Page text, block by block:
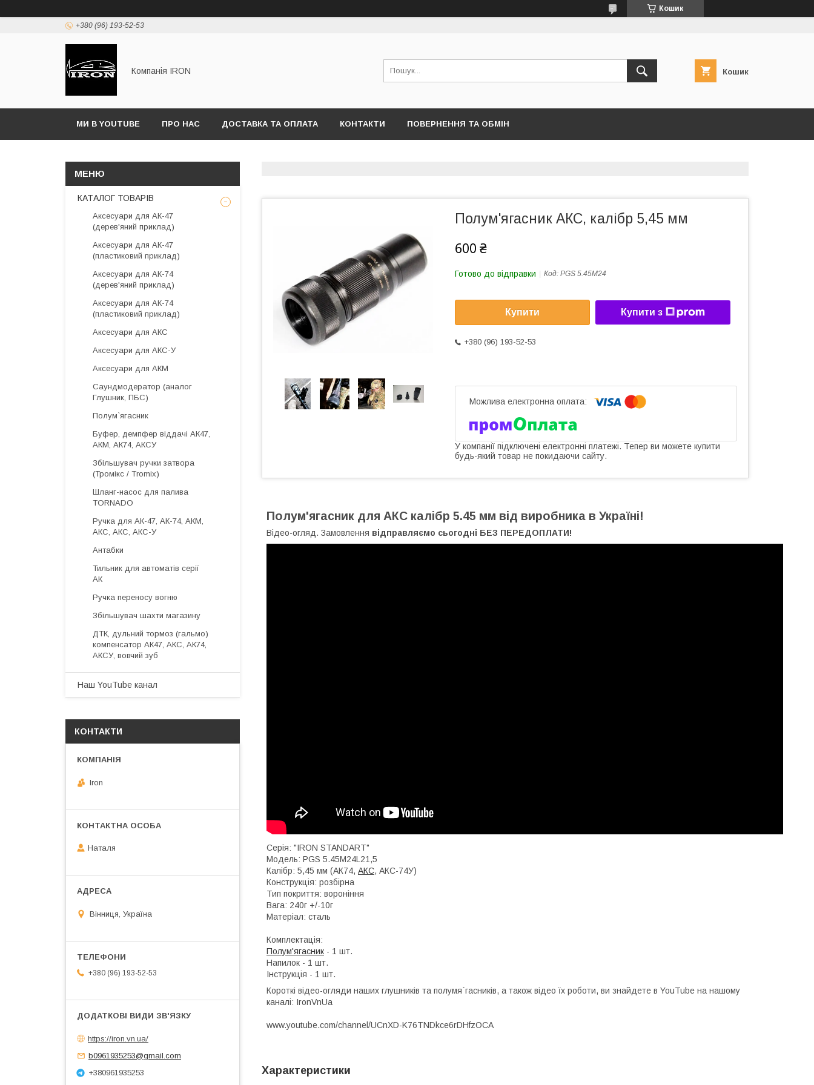
Кошик
+380 (96) 193-52-53
Компанія IRON Кошик
МИ В YOUTUBE ПРО НАС ДОСТАВКА ТА ОПЛАТА КОНТАКТИ ПОВЕРНЕННЯ ТА ОБМІН
Полум'ягасник АКС, калібр 5,45 мм
600 ₴
Готово до відправки Код: PGS 5.45M24
Купити Купити з
+380 (96) 193-52-53
У компанії підключені електронні платежі. Тепер ви можете купити
будь-який товар не покидаючи сайту.
Полум'ягасник для АКС калібр 5.45 мм від виробника в Україні!
Відео-огляд. Замовлення відправляємо сьогодні БЕЗ ПЕРЕДОПЛАТИ!
Серія: "IRON STANDART"
Модель: PGS 5.45M24L21,5
Калібр: 5,45 мм (АК74, АКС, АКС-74У)
Конструкція: розбірна
Тип покриття: вороніння
Вага: 240г +/-10г
Матеріал: сталь
Комплектація:
Полум'ягасник - 1 шт.
Напилок - 1 шт.
Інструкція - 1 шт.
Короткі відео-огляди наших глушників та полумя`гаcників, а також відео їх роботи, ви знайдете в YouTube на нашому
каналі: IronVnUa
www.youtube.com/channel/UCnXD-K76TNDkce6rDHfzOCA
Характеристики
КАТАЛОГ ТОВАРІВ
Аксесуари для АК-47
(дерев'яний приклад)
Аксесуари для АК-47
(пластиковий приклад)
Аксесуари для АК-74
(дерев'яний приклад)
Аксесуари для АК-74
(пластиковий приклад)
Аксесуари для АКС
Аксесуари для АКС-У
Аксесуари для АКМ
Саундмодератор (аналог
Глушник, ПБС)
Полум`ягасник
Буфер, демпфер віддачі АК47,
АКМ, АК74, АКСУ
Збільшувач ручки затвора
(Тромікс / Tromix)
Шланг-насос для палива
TORNADO
Ручка для АК-47, АК-74, АКМ,
АКС, АКС, АКС-У
Антабки
Тильник для автоматів серії
АК
Ручка переносу вогню
Збільшувач шахти магазину
ДТК, дульний тормоз (гальмо)
компенсатор АК47, АКС, АК74,
АКСУ, вовчий зуб
Наш YouTube канал
КОНТАКТИ
Iron
Наталя
Вінниця, Україна
+380 (96) 193-52-53
https://iron.vn.ua/
b0961935253@gmail.com
+380961935253